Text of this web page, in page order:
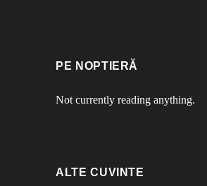
PE NOPTIERĂ
Not currently reading anything.
ALTE CUVINTE